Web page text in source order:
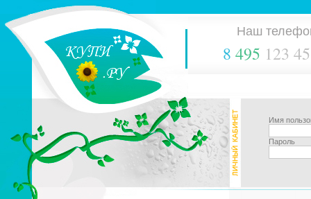
Наш
8 495 123
Имя
Пароль